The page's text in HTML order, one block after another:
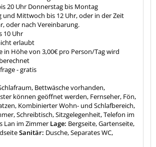
20 Uhr Donnerstag bis Montag
und Mittwoch bis 12 Uhr, oder in der Zeit
oder nach Vereinbarung.
10 Uhr
erlaubt
in Höhe von 3,00€ pro Person/Tag wird
- gratis
Bettwäsche vorhanden,
können geöffnet werden, Fernseher, Fön,
Kombinierter Wohn- und Schlafbereich,
Schreibtisch, Sitzgelegenheit, Telefon im
Lan im Zimmer Lage: Bergseite, Gartenseite,
Sanitär: Dusche, Separates WC,